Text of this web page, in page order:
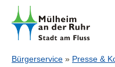
Bürgerservice » Presse &